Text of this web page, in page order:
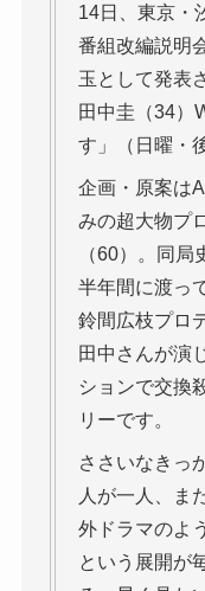
14日、東京・
番組改編説明
玉として発表
田中圭（34）
す」（日曜・
企画・原案は
みの超大物プ
（60）。同局
半年間に渡っ
鈴間広枝プロ
田中さんが演
ションで交換
リーです。
ささいなきっ
人が一人、ま
外ドラマのよ
という展開が